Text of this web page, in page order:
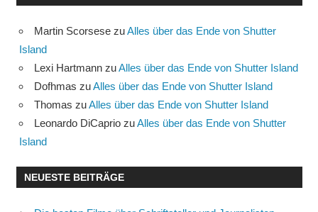
Martin Scorsese zuAlles über das Ende von Shutter
Island
Lexi Hartmann zuAlles über das Ende von Shutter Island
Dofhmas zuAlles über das Ende von Shutter Island
Thomas zuAlles über das Ende von Shutter Island
Leonardo DiCaprio zuAlles über das Ende von Shutter
Island
NEUESTE BEITRÄGE